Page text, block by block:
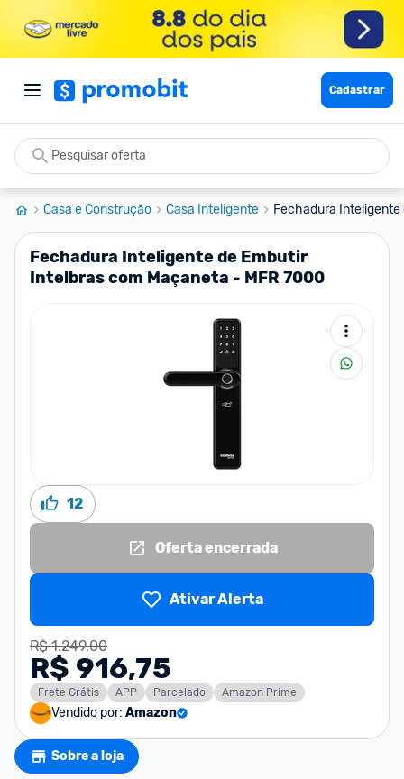
Cadastrar
Casa e Construção Casa Inteligente Fechadura Inteligente
Fechadura Inteligente de Embutir
Intelbras com Maçaneta - MFR 7000
12
Oferta encerrada
Ativar Alerta
R$ 1.249,00
R$ 916,75
Frete Grátis APP Parcelado Amazon Prime
Vendido por: Amazon
Sobre a loja